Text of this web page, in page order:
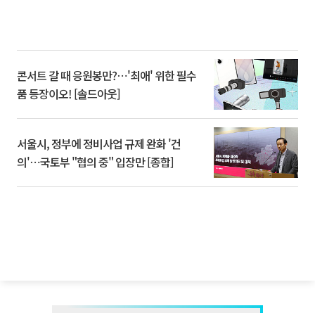
콘서트 갈 때 응원봉만?⋯'최애' 위한 필수
품 등장이오! [솔드아웃]
서울시, 정부에 정비사업 규제 완화 '건
의'⋯국토부 "협의 중" 입장만 [종합]